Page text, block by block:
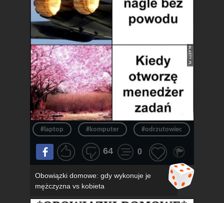
#laptop #komputer #odrzutowiec
64 0
Obowiązki domowe: gdy wykonuje je
mężczyzna vs kobieta